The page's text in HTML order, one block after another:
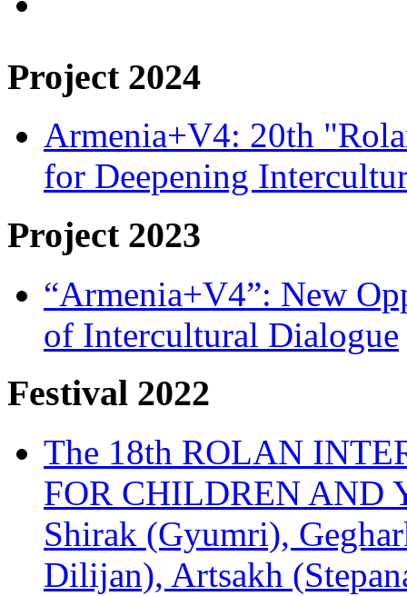
Project 2024
Armenia+V4: 20th
for Deepening
Project 2023
“Armenia+V4”: New
of Intercultural Dialogue
Festival 2022
The 18th ROLAN
FOR CHILDREN AND
Shirak (Gyumri),
Dilijan), Artsakh